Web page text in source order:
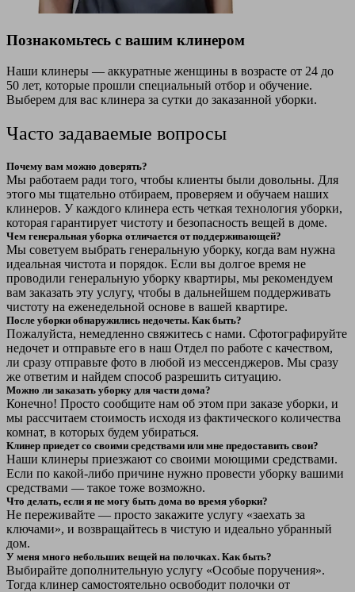
Познакомьтесь с вашим клинером
Наши клинеры — аккуратные женщины в возрасте от 24 до
50 лет, которые прошли специальный отбор и обучение.
Выберем для вас клинера за сутки до заказанной уборки.
Часто задаваемые вопросы
Почему вам можно доверять?
Мы работаем ради того, чтобы клиенты были довольны. Для
этого мы тщательно отбираем, проверяем и обучаем наших
клинеров. У каждого клинера есть четкая технология уборки,
которая гарантирует чистоту и безопасность вещей в доме.
Чем генеральная уборка отличается от поддерживающей?
Мы советуем выбрать генеральную уборку, когда вам нужна
идеальная чистота и порядок. Если вы долгое время не
проводили генеральную уборку квартиры, мы рекомендуем
вам заказать эту услугу, чтобы в дальнейшем поддерживать
чистоту на еженедельной основе в вашей квартире.
После уборки обнаружились недочеты. Как быть?
Пожалуйста, немедленно свяжитесь с нами. Сфотографируйте
недочет и отправьте его в наш Отдел по работе с качеством,
ли сразу отправьте фото в любой из мессенджеров. Мы сразу
же ответим и найдем способ разрешить ситуацию.
Можно ли заказать уборку для части дома?
Конечно! Просто сообщите нам об этом при заказе уборки, и
мы рассчитаем стоимость исходя из фактического количества
комнат, в которых будем убираться.
Клинер приедет со своими средствами или мне предоставить свои?
Наши клинеры приезжают со своими моющими средствами.
Если по какой-либо причине нужно провести уборку вашими
средствами — такое тоже возможно.
Что делать, если я не могу быть дома во время уборки?
Не переживайте — просто закажите услугу «заехать за
ключами», и возвращайтесь в чистую и идеально убранный
дом.
У меня много небольших вещей на полочках. Как быть?
Выбирайте дополнительную услугу «Особые поручения».
Тогда клинер самостоятельно освободит полочки от